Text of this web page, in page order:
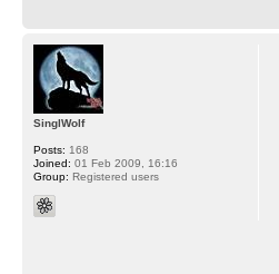
SinglWolf
Posts: 168
Joined: 01 Feb 2009, 16:16
Group: Registered users